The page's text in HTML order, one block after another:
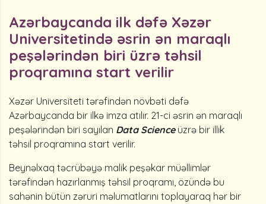
Azərbaycanda ilk dəfə Xəzər
Universitetində əsrin ən maraqlı
peşələrindən biri üzrə təhsil
proqramına start verilir
Xəzər Universiteti tərəfindən növbəti dəfə
Azərbaycanda bir ilkə imza atılır. 21-ci əsrin ən maraqlı
peşələrindən biri sayılan Data Scienceüzrə bir illik
təhsil proqramına start verilir.
Beynəlxaq təcrübəyə malik peşəkar müəllimlər
tərəfindən hazırlanmış təhsil proqramı, özündə bu
sahənin bütün zəruri məlumatlarını toplayaraq hər bir